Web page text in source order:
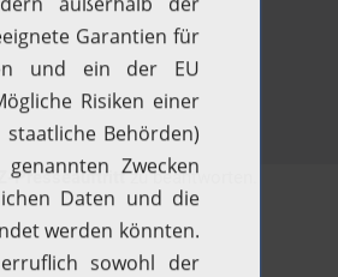
Presseauftrittzu beantworten.